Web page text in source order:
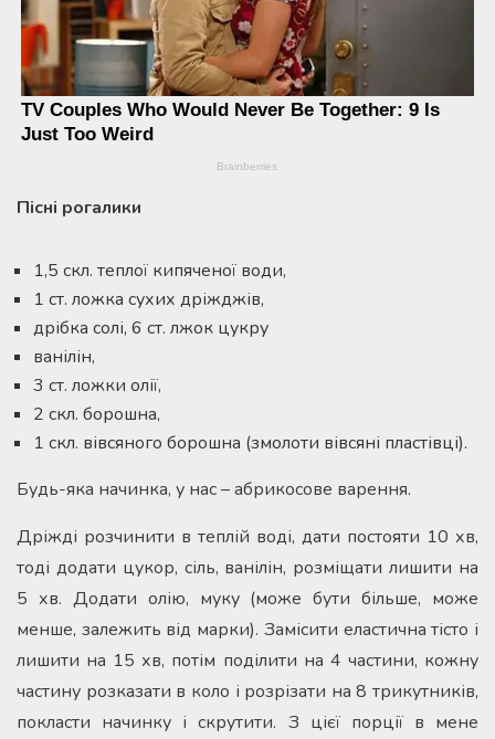
Пісні рогалики
1,5 скл. теплої кипяченої води,
1 ст. ложка сухих дріжджів,
дрібка солі, 6 ст. лжок цукру
ванілін,
3 ст. ложки олії,
2 скл. борошна,
1 скл. вівсяного борошна (змолоти вівсяні пластівці).
Будь-яка начинка, у нас – абрикосове варення.
Дріжді розчинити в теплій воді, дати постояти 10 хв,
тоді додати цукор, сіль, ванілін, розміщати лишити на
5 хв. Додати олію, муку (може бути більше, може
менше, залежить від марки). Замісити еластична тісто і
лишити на 15 хв, потім поділити на 4 частини, кожну
частину розказати в коло і розрізати на 8 трикутників,
покласти начинку і скрутити. З цієї порції в мене